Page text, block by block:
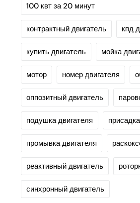
100 квт за 20 минут
контрактный двигатель кпд
купить двигатель мойка
мотор номер двигателя
оппозитный двигатель
подушка двигателя
промывка двигателя
реактивный двигатель
синхронный двигатель